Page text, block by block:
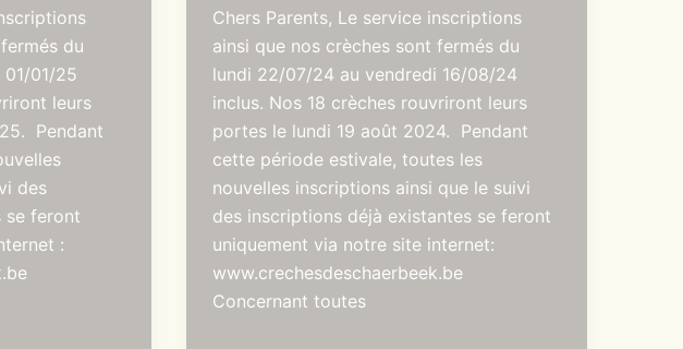
du
01/25
leurs
Pendant
des
se feront
:
Chers Parents, Le service inscriptions
ainsi que nos crèches sont fermés du
lundi 22/07/24 au vendredi 16/08/24
inclus. Nos 18 crèches rouvriront leurs
portes le lundi 19 août 2024. Pendant
cette période estivale, toutes les
nouvelles inscriptions ainsi que le suivi
des inscriptions déjà existantes se feront
uniquement via notre site internet:
www.crechesdeschaerbeek.be
Concernant toutes